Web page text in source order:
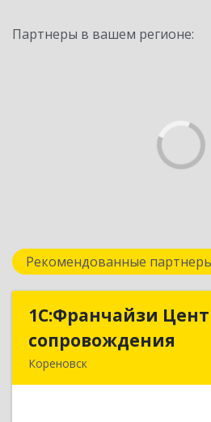
Партнеры в вашем регионе:
Рекомендованные
1С:Франчайзи
сопровождения
Кореновск